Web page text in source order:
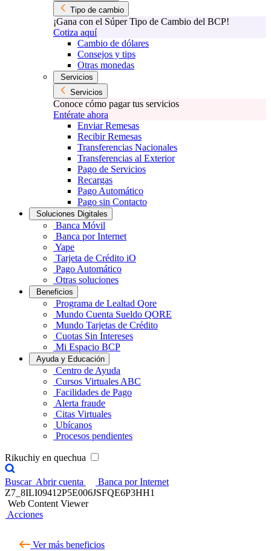
Tipo de cambio
¡Gana con el Súper Tipo de Cambio del BCP!
Cotiza aquí
Cambio de dólares
Consejos y tips
Otras monedas
Servicios
Servicios
Conoce cómo pagar tus servicios
Entérate ahora
Enviar Remesas
Recibir Remesas
Transferencias Nacionales
Transferencias al Exterior
Pago de Servicios
Recargas
Pago Automático
Pago sin Contacto
Soluciones Digitales
Banca Móvil
Banca por Internet
Yape
Tarjeta de Crédito iO
Pago Automático
Otras soluciones
Beneficios
Programa de Lealtad Qore
Mundo Cuenta Sueldo QORE
Mundo Tarjetas de Crédito
Cuotas Sin Intereses
Mi Espacio BCP
Ayuda y Educación
Centro de Ayuda
Cursos Virtuales ABC
Facilidades de Pago
Alerta fraude
Citas Virtuales
Ubícanos
Procesos pendientes
Rikuchiy en quechua
Buscar Abrir cuenta
Banca por Internet
Z7_8ILI09412P5E006JSFQE6P3HH1
Web Content Viewer
Acciones
Ver más beneficios